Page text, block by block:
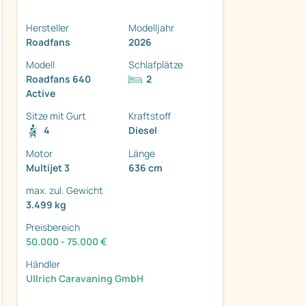
Hersteller
Roadfans
Modelljahr
2026
Modell
Roadfans 640
Active
Schlafplätze
2
Sitze mit Gurt
4
Kraftstoff
Diesel
Motor
Multijet 3
Länge
636 cm
max. zul. Gewicht
3.499 kg
Preisbereich
50.000 - 75.000 €
Händler
Ullrich Caravaning GmbH